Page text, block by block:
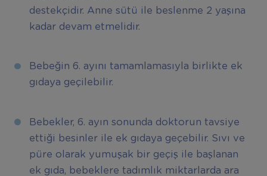
destekçidir. Anne sütü ile beslenme 2 yaşına
kadar devam etmelidir.
Bebeğin 6. ayını tamamlamasıyla birlikte ek
gıdaya geçilebilir.
Bebekler, 6. ayın sonunda doktorun tavsiye
ettiği besinler ile ek gıdaya geçebilir. Sıvı ve
püre olarak yumuşak bir geçiş ile başlanan
ek gıda, bebeklere tadımlık miktarlarda ara